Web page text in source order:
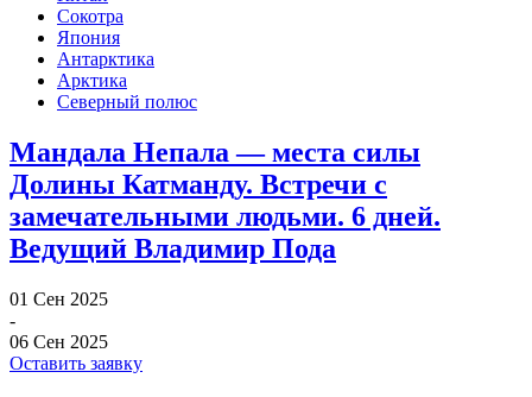
Сокотра
Япония
Антарктика
Арктика
Северный полюс
Мандала Непала — места силы
Долины Катманду. Встречи с
замечательными людьми. 6 дней.
Ведущий Владимир Пода
01 Сен 2025
-
06 Сен 2025
Оставить заявку